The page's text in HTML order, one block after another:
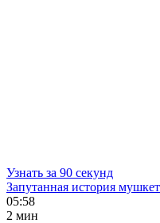
Узнать за 90 секунд
Запутанная история
05:58
2 мин